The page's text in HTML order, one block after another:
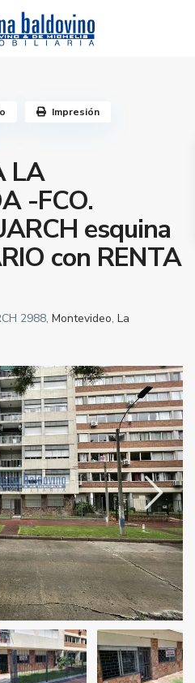
LA
-FCO.
esquina
con RENTA
2988, Montevideo, La
Impresión